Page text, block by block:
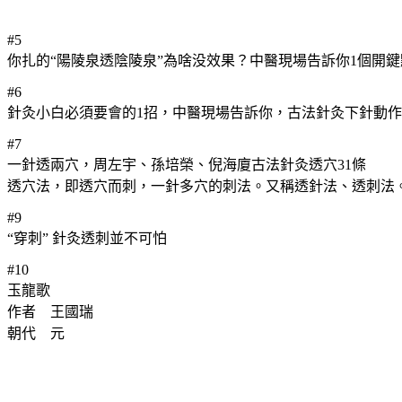
#5
你扎的“陽陵泉透陰陵泉”為啥没效果？中醫現場告訴你1個開
#6
針灸小白必須要會的1招，中醫現場告訴你，古法針灸下針動
#7
一針透兩穴，周左宇、孫培榮、倪海廈 古法針灸透穴31條
透穴法，即透穴而刺，一針多穴的刺法。又稱透針法、透刺法
#9
“穿刺” 針灸透刺並不可怕
#10
玉龍歌
作者 王國瑞
朝代 元